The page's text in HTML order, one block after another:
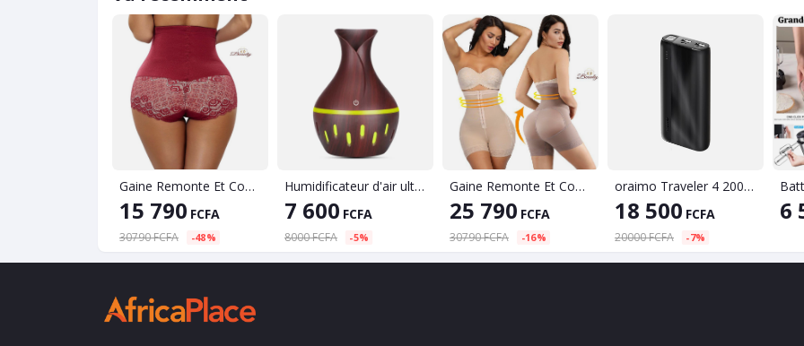
Gaine Remonte Et Complète Les Fesses Pour Femme
15 790 FCFA
30790 FCFA -48%
Humidificateur d'air ultrasonique en bois, diffuseur électrique d'arôme, huile essentielle d'aromathérapie, machine à brume fraîche pour la maison
7 600 FCFA
8000 FCFA -5%
Gaine Remonte Et Complète Les Fesses Pour Femme
25 790 FCFA
30790 FCFA -16%
oraimo Traveler 4 20000mAh 2.1A Triple Ports Charge Rapide LED Power Bank
18 500 FCFA
20000 FCFA -7%
6